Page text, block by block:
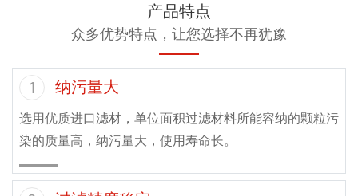
产品特点
众多优势特点，让您选择不再犹豫
1 纳污量大
选用优质进口滤材，单位面积过滤材料所能容纳的颗粒污
染的质量高，纳污量大，使用寿命长。